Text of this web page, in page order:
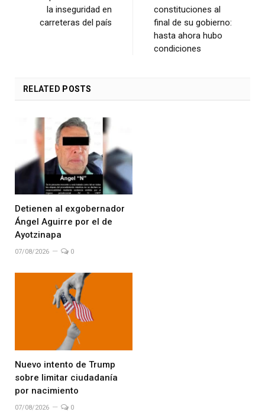
la inseguridad en
carreteras del país
constituciones al
final de su gobierno:
hasta ahora hubo
condiciones
RELATED POSTS
Detienen al exgobernador
Ángel Aguirre por el de
Ayotzinapa
07/08/2026 0
Nuevo intento de Trump
sobre limitar ciudadanía
por nacimiento
07/08/2026 0